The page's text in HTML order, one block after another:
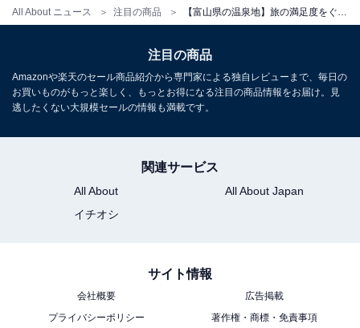
All About ニュース 注目の商品
アクセス
所在地：富山県黒部市宇奈月温泉22-1
15分
大人1名（参考価格）：1万4300円
※料金は公式Webサイト参考価格
※プラン・部屋により価格は変動します
チェックイン：15:00 ～ 19:00
チェックアウト：10:00
注目の商品
Amazonや楽天のセール商品紹介から専門家による独自レビューまで、毎日の
お買いものがもっと楽しく、もっとお得になる注目の商品情報をお届け。見
逃したくない大規模セールの情報も満載です。
関連サービス
All About
All About Japan
イチオシ
サイト情報
会社概要
広告掲載
プライバシーポリシー
著作権・商標・免責事項